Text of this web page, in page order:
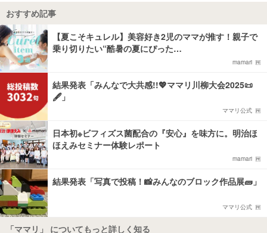
おすすめ記事
【夏こそキュレル】美容好き2児のママが推す！親子で
乗り切りたい“酷暑の夏にぴった…
mamari
結果発表「みんなで大共感!!💖ママリ川柳大会2025📜
🖋️」
ママリ公式
日本初※ビフィズス菌配合の『安心』を味方に。明治ほ
ほえみセミナー体験レポート
mamari
結果発表「写真で投稿！📸みんなのブロック作品展🧱」
ママリ公式
「ママリ」 についてもっと詳しく知る